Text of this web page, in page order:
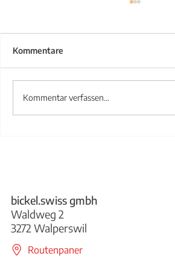
Treppengeländer aus Stahl
Kommentare
Kommentar verfassen...
bickel.swiss gmbh
Waldweg 2
3272 Walperswil
Routenpaner